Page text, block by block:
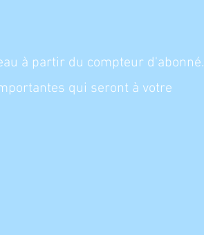
à partir du compteur d'abonné.
qui seront à votre